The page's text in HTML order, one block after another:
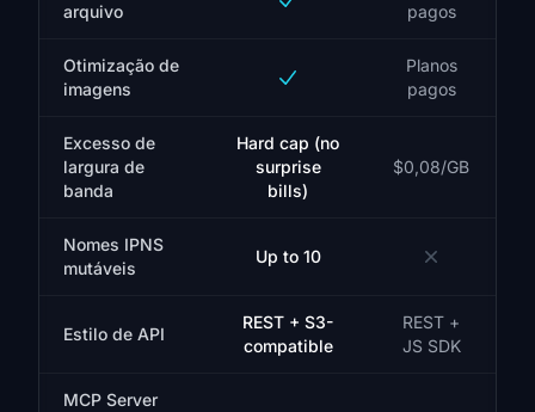
arquivo
pagos
Otimização de
imagens
Planos
pagos
Excesso de
largura de
banda
Hard cap (no
surprise
bills)
$0,08/GB
Nomes IPNS
mutáveis
Up to 10
Estilo de API
REST + S3-
compatible
REST +
JS SDK
MCP Server